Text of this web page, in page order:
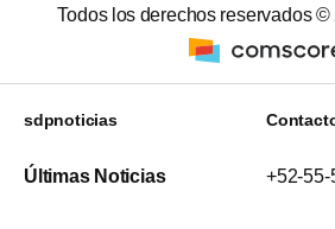
Todos los derechos reservados ©
sdpnoticias
Últimas Noticias +52-55-